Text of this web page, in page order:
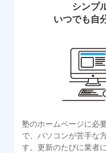
シンプ
いつでも自
塾のホームページに必
で、パソコンが苦手な
す。更新のたびに業者